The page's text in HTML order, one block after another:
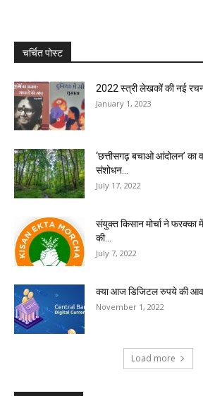
चर्चित पोस्ट
2022 स्त्री लेखकों की नई
January 1, 2023
‘छत्तीसगढ़ बचाओ आंदोलन’ का
संशोधन...
July 17, 2022
संयुक्त किसान मोर्चा ने फरक्का
की...
July 7, 2022
क्या आज डिजिटल रुपये की
November 1, 2022
Load more